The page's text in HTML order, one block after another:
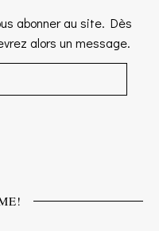
abonner au site. Dès
alors un message.